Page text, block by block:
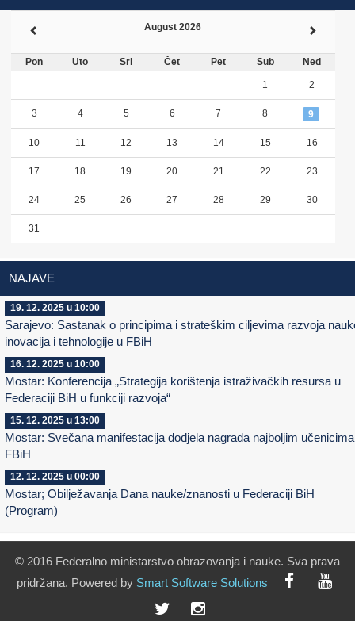
August 2026
Pon Uto Sri Čet Pet Sub Ned
1 2
3 4 5 6 7 8 9
10 11 12 13 14 15 16
17 18 19 20 21 22 23
24 25 26 27 28 29 30
31
NAJAVE
19. 12. 2025 u 10:00
Sarajevo: Sastanak o principima i strateškim ciljevima razvoja
inovacija i tehnologije u FBiH
16. 12. 2025 u 10:00
Mostar: Konferencija „Strategija korištenja istraživačkih resursa u
Federaciji BiH u funkciji razvoja“
15. 12. 2025 u 13:00
Mostar: Svečana manifestacija dodjela nagrada najboljim
FBiH
12. 12. 2025 u 00:00
Mostar; Obilježavanja Dana nauke/znanosti u Federaciji BiH
(Program)
© 2016 Federalno ministarstvo obrazovanja i nauke. Sva prava
pridržana. Powered by Smart Software Solutions